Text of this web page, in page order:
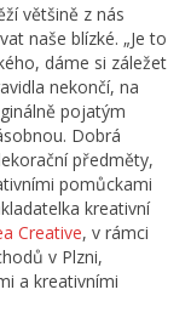
většině z nás
naše blízké. „Je to
dáme si záležet
nekončí, na
pojatým
Dobrá
předměty,
pomůckami
kreativní
Creative, v rámci
v Plzni,
a kreativními